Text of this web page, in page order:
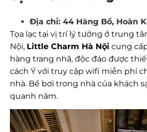
Địa chỉ: 44 Hàng Bồ, Hoàn
Tọa lạc tại vị trí lý tưởng ở trung
Nội, Little Charm Hà Nội cung
hàng trang nhã, độc đáo được
cách Ý với truy cập wifi miễn phí
nhà. Bể bơi trong nhà của khách
quanh năm.